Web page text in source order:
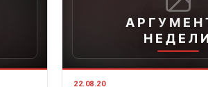
НЕДЕЛИ
22.08.20